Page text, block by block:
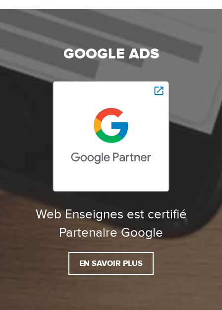
GOOGLE ADS
Web Enseignes est certifié
Partenaire Google
EN SAVOIR PLUS